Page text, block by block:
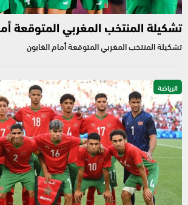
تشكيلة المنتخب المغربي المتوقعة
تشكيلة المنتخب المغربي المتوقعة أمام الغابون
الرياضة